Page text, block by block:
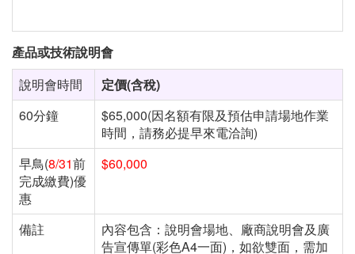
產品或技術說明會
說明會時間
定價(含稅)
60分鐘
$65,000(因名額有限及預估申請場地作業
時間，請務必提早來電洽詢)
早鳥(8/31前
完成繳費)優
惠
$60,000
備註
內容包含：說明會場地、廠商說明會及廣
告宣傳單(彩色A4一面)，如欲雙面，需加